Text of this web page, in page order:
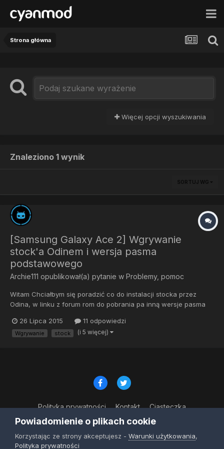
Strona główna
Więcej opcji wyszukiwania
Znaleziono 1 wynik
SORTUJ WG
[Samsung Galaxy Ace 2] Wgrywanie
stock'a Odinem i wersja pasma
podstawowego
Archie111 opublikował(a) pytanie w Problemy, pomoc
Witam Chciałbym się poradzić co do instalacji stocka przez
Odina, w linku z forum rom do pobrania pa inną wersje pasma
wgrać to nie będzie to błąd. Oprócz tego prosiłbym o
wyjaśnienie mi sprawy sterowników wymaganycg do obsługi
26 Lipca 2015 11 odpowiedzi
Wgrywanie stock (i 5 więcej)
Polityka prywatności Kontakt Ciasteczka
© Copyright 2023
Powered by Invision Community
Powiadomienie o plikach cookie
Korzystając ze strony akceptujesz - Warunki użytkowania,
Polityka prywatności